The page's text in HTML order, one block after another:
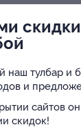
руб. в
руб. в
скидки
наш тулбар и
и
сайтов
скидок!